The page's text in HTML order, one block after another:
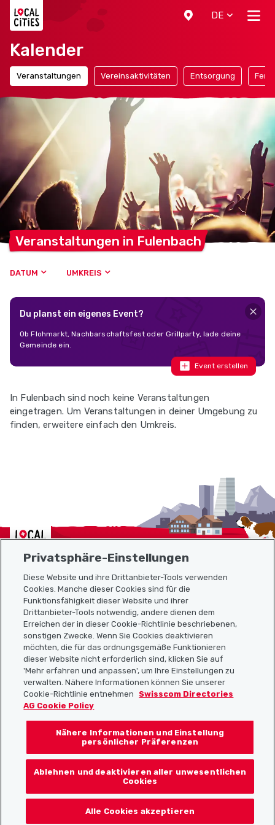
DE
Kalender
Veranstaltungen Vereinsaktivitäten Entsorgung
Veranstaltungen in Fulenbach
DATUM UMKREIS
Du planst ein eigenes Event?
Ob Flohmarkt, Nachbarschaftsfest oder Grillparty, lade deine
Gemeinde ein.
Event erstellen
In Fulenbach sind noch keine Veranstaltungen
eingetragen. Um Veranstaltungen in deiner Umgebung zu
finden, erweitere einfach den Umkreis.
Localcities
Sitemap
Nützliche Links
Localcities App herunterladen
Folgt uns auf:
Privatsphäre-Einstellungen
Diese Website und ihre Drittanbieter-Tools verwenden
Cookies. Manche dieser Cookies sind für die
Funktionsfähigkeit dieser Website und ihrer
Drittanbieter-Tools notwendig, andere dienen dem
Erreichen der in dieser Cookie-Richtlinie beschriebenen,
sonstigen Zwecke. Wenn Sie Cookies deaktivieren
möchten, die für das ordnungsgemäße Funktionieren
dieser Website nicht erforderlich sind, klicken Sie auf
'Mehr erfahren und anpassen', um Ihre Einstellungen zu
verwalten. Nähere Informationen können Sie unserer
Cookie-Richtlinie entnehmen
Swisscom Directories
AG Cookie Policy
Nähere Informationen und Einstellung
persönlicher Präferenzen
Ablehnen und deaktivieren aller unwesentlichen
Cookies
Alle Cookies akzeptieren